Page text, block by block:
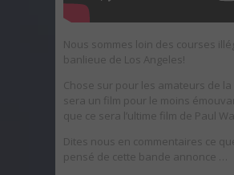
Nous sommes loin des courses
banlieue de Los Angeles!
Chose sur pour les amateurs de la
sera un film pour le moins
que ce sera l’ultime film de Paul
Dites nous en commentaires ce
pensé de cette bande annonce …